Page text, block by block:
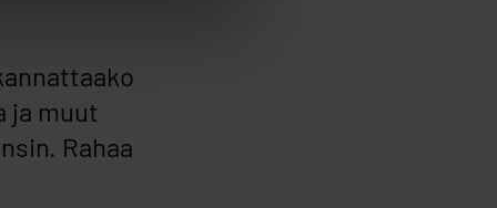
ja muut
Rahaa